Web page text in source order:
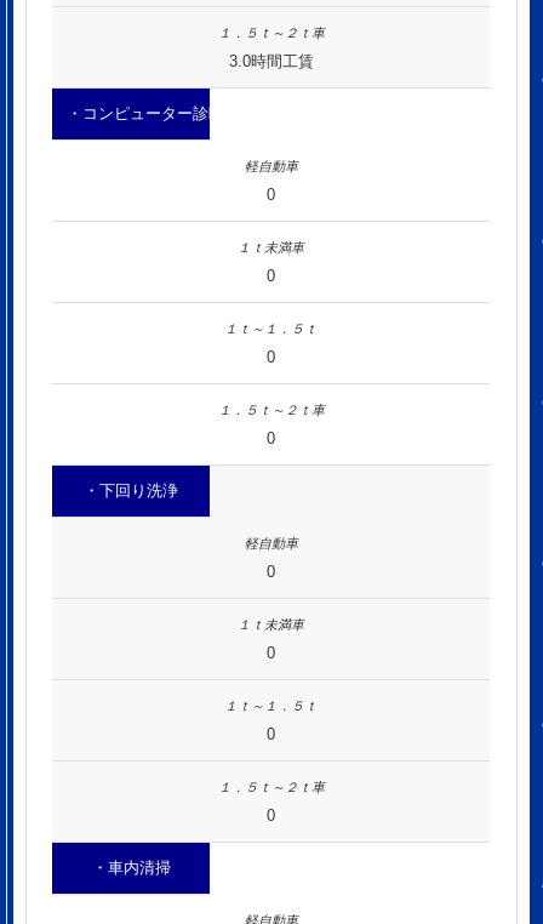
3.0時間工賃
・コンピューター診断
0
0
0
0
・下回り洗浄
0
0
0
0
・車内清掃